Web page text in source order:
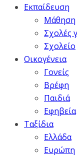
Εκπαίδευση
Μάθηση
Σχολές
Σχολείο
Οικογένεια
Γονείς
Βρέφη
Παιδιά
Εφηβεία
Ταξίδια
Ελλάδα
Ευρώπη